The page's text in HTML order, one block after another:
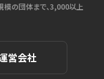
の団体まで、3,000以上
営会社